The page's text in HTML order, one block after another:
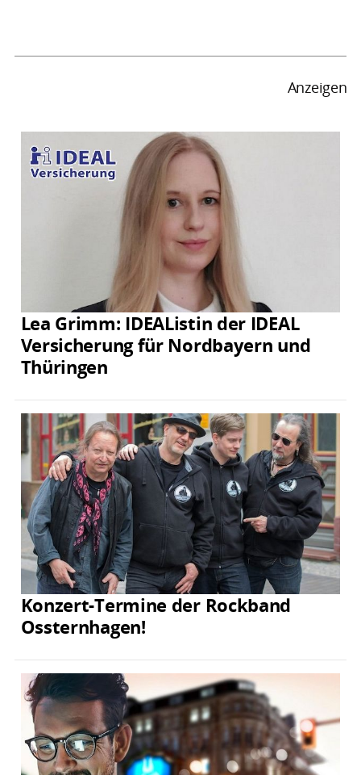
Anzeigen
Lea Grimm: IDEAListin der IDEAL
Versicherung für Nordbayern und
Thüringen
Konzert-Termine der Rockband
Ossternhagen!